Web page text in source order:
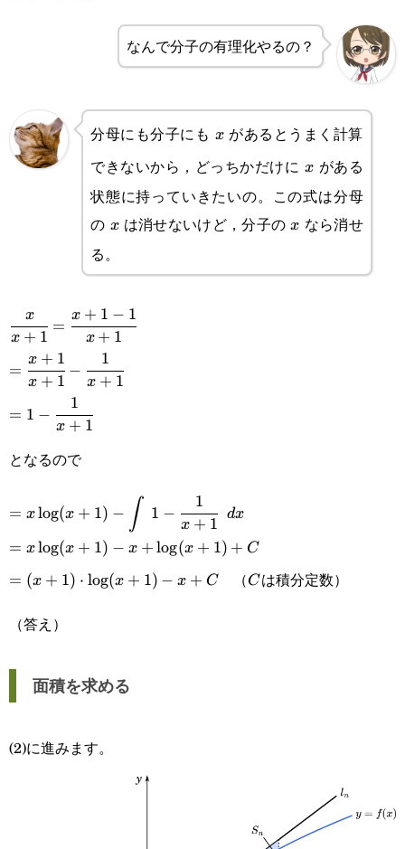
なんで分子の有理化やるの？
分母にも分子にも x
xがあるとうまく計算
できないから，どっちかだけにx
x がある
状態に持っていきたいの。この式は分母
の x
xは消せないけど，分子のx
x なら消せ
る。
\cfrac{x}
{x+1}=\cfrac{x+1-
1}{x+1}
x + 1
x
=
x + 1
x + 1 − 1
=\cfrac{x+1}
{x+1}-
\cfrac{1}
{x+1}
=
x + 1
x + 1
−
x + 1
1
\cfrac{1}
{x+1}
= 1 −
x + 1
1
となるので
\displaystyle=x\log(x+1)-
\int 1-\cfrac{1}
= xlog(x + 1) − ∫ 1 −
x + 1
1
dx
=x\log(x+1)-
x+\log(x+1)+C
= xlog(x + 1) − x + log(x + 1) + C
=
= (x + 1) ⋅ log(x + 1) − x + C （C
Cは積分定数）
（答え）
面積を求める
(2)に進みます。